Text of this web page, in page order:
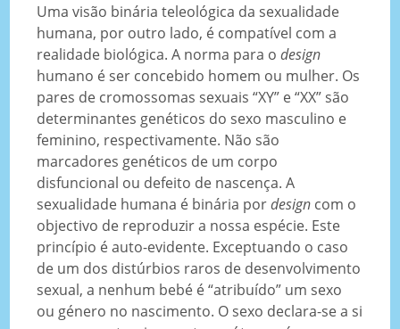
Uma visão binária teleológica da sexualidade
humana, por outro lado, é compatível com a
realidade biológica. A norma para odesign
humano é ser concebido homem ou mulher. Os
pares de cromossomas sexuais “XY” e “XX” são
determinantes genéticos do sexo masculino e
feminino, respectivamente. Não são
marcadores genéticos de um corpo
disfuncional ou defeito de nascença. A
sexualidade humana é binária pordesign com o
objectivo de reproduzir a nossa espécie. Este
princípio é auto-evidente. Exceptuando o caso
de um dos distúrbios raros de desenvolvimento
sexual, a nenhum bebé é “atribuído” um sexo
ou género no nascimento. O sexo declara-se a si